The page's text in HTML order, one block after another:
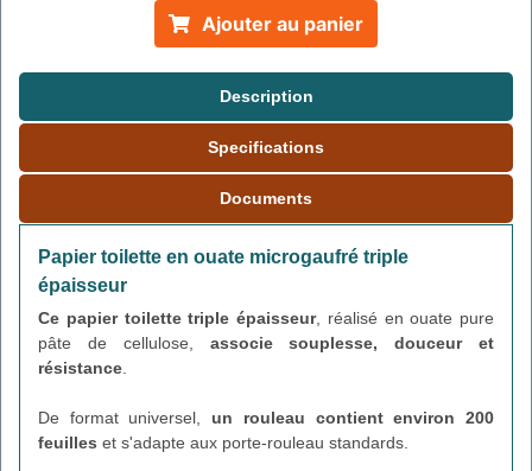
Ajouter au panier
Description
Specifications
Documents
Papier toilette en ouate microgaufré triple
épaisseur
Ce papier toilette triple épaisseur, réalisé en ouate pure
pâte de cellulose, associe souplesse, douceur et
résistance.
De format universel, un rouleau contient environ 200
feuilles et s'adapte aux porte-rouleau standards.